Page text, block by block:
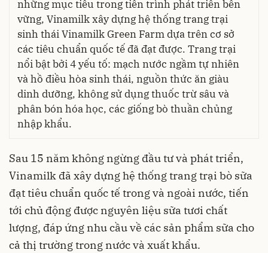
những mục tiêu trong tiến trình phát triển bền
vững, Vinamilk xây dựng hệ thống trang trại
sinh thái Vinamilk Green Farm dựa trên cơ sở
các tiêu chuẩn quốc tế đã đạt được. Trang trại
nổi bật bởi 4 yếu tố: mạch nước ngầm tự nhiên
và hồ điều hòa sinh thái, nguồn thức ăn giàu
dinh dưỡng, không sử dụng thuốc trừ sâu và
phân bón hóa học, các giống bò thuần chủng
nhập khẩu.
Sau 15 năm không ngừng đầu tư và phát triển,
Vinamilk đã xây dựng hệ thống trang trại bò sữa
đạt tiêu chuẩn quốc tế trong và ngoài nước, tiến
tới chủ động được nguyên liệu sữa tươi chất
lượng, đáp ứng nhu cầu về các sản phẩm sữa cho
cả thị trường trong nước và xuất khẩu.